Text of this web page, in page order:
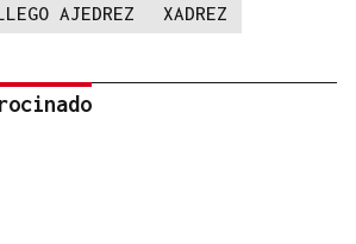
AJEDREZ XADREZ